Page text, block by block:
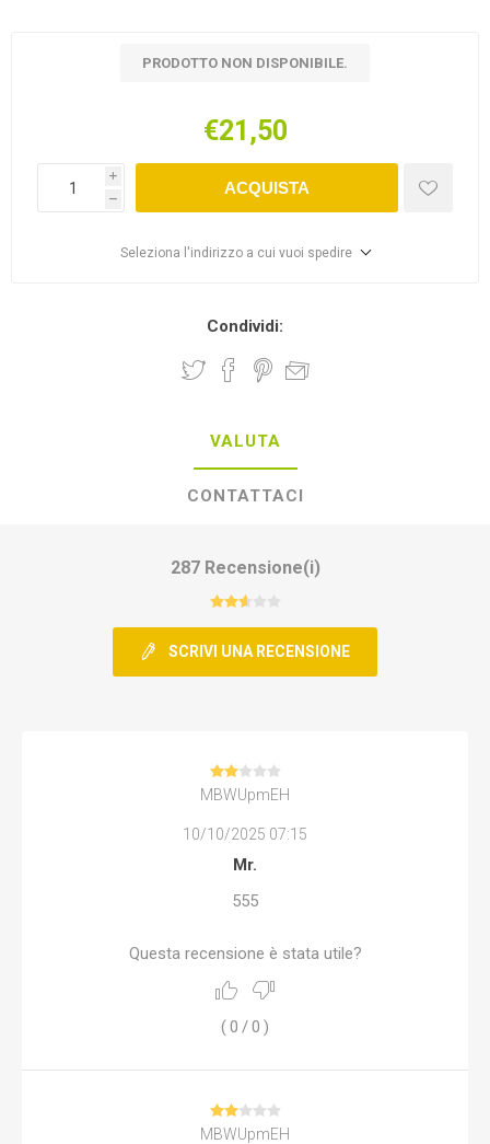
PRODOTTO NON DISPONIBILE.
€21,50
i
h
ACQUISTA
Seleziona l'indirizzo a cui vuoi spedire
Condividi:
VALUTA
CONTATTACI
287 Recensione(i)
SCRIVI UNA RECENSIONE
MBWUpmEH
10/10/2025 07:15
Mr.
555
Questa recensione è stata utile?
( 0 /0 )
MBWUpmEH